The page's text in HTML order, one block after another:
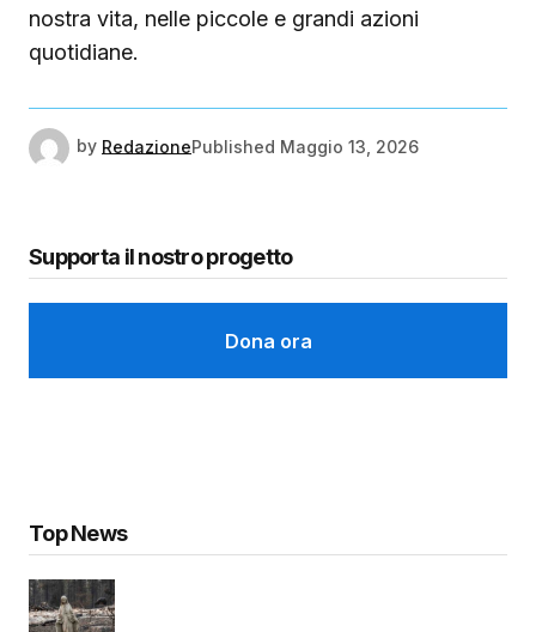
nostra vita, nelle piccole e grandi azioni
quotidiane.
by RedazionePublished Maggio 13, 2026
Supporta il nostro progetto
Dona ora
Top News